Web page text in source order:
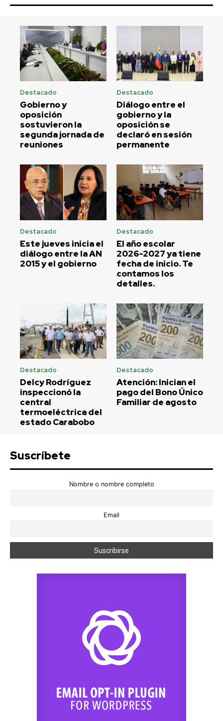
Destacado
Gobierno y
oposición
sostuvieron la
segunda jornada de
reuniones
Destacado
Diálogo entre el
gobierno y la
oposición se
declaró en sesión
permanente
Destacado
Este jueves inicia el
diálogo entre la AN
2015 y el gobierno
Destacado
El año escolar
2026-2027 ya tiene
fecha de inicio. Te
contamos los
detalles.
Destacado
Delcy Rodríguez
inspeccionó la
central
termoeléctrica del
estado Carabobo
Destacado
Atención: Inician el
pago del Bono Único
Familiar de agosto
Suscríbete
Nombre o nombre completo
Email